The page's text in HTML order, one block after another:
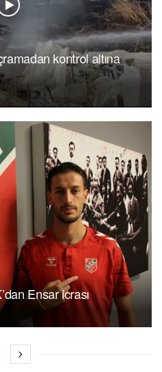
kontrol altına
Ensar icrası